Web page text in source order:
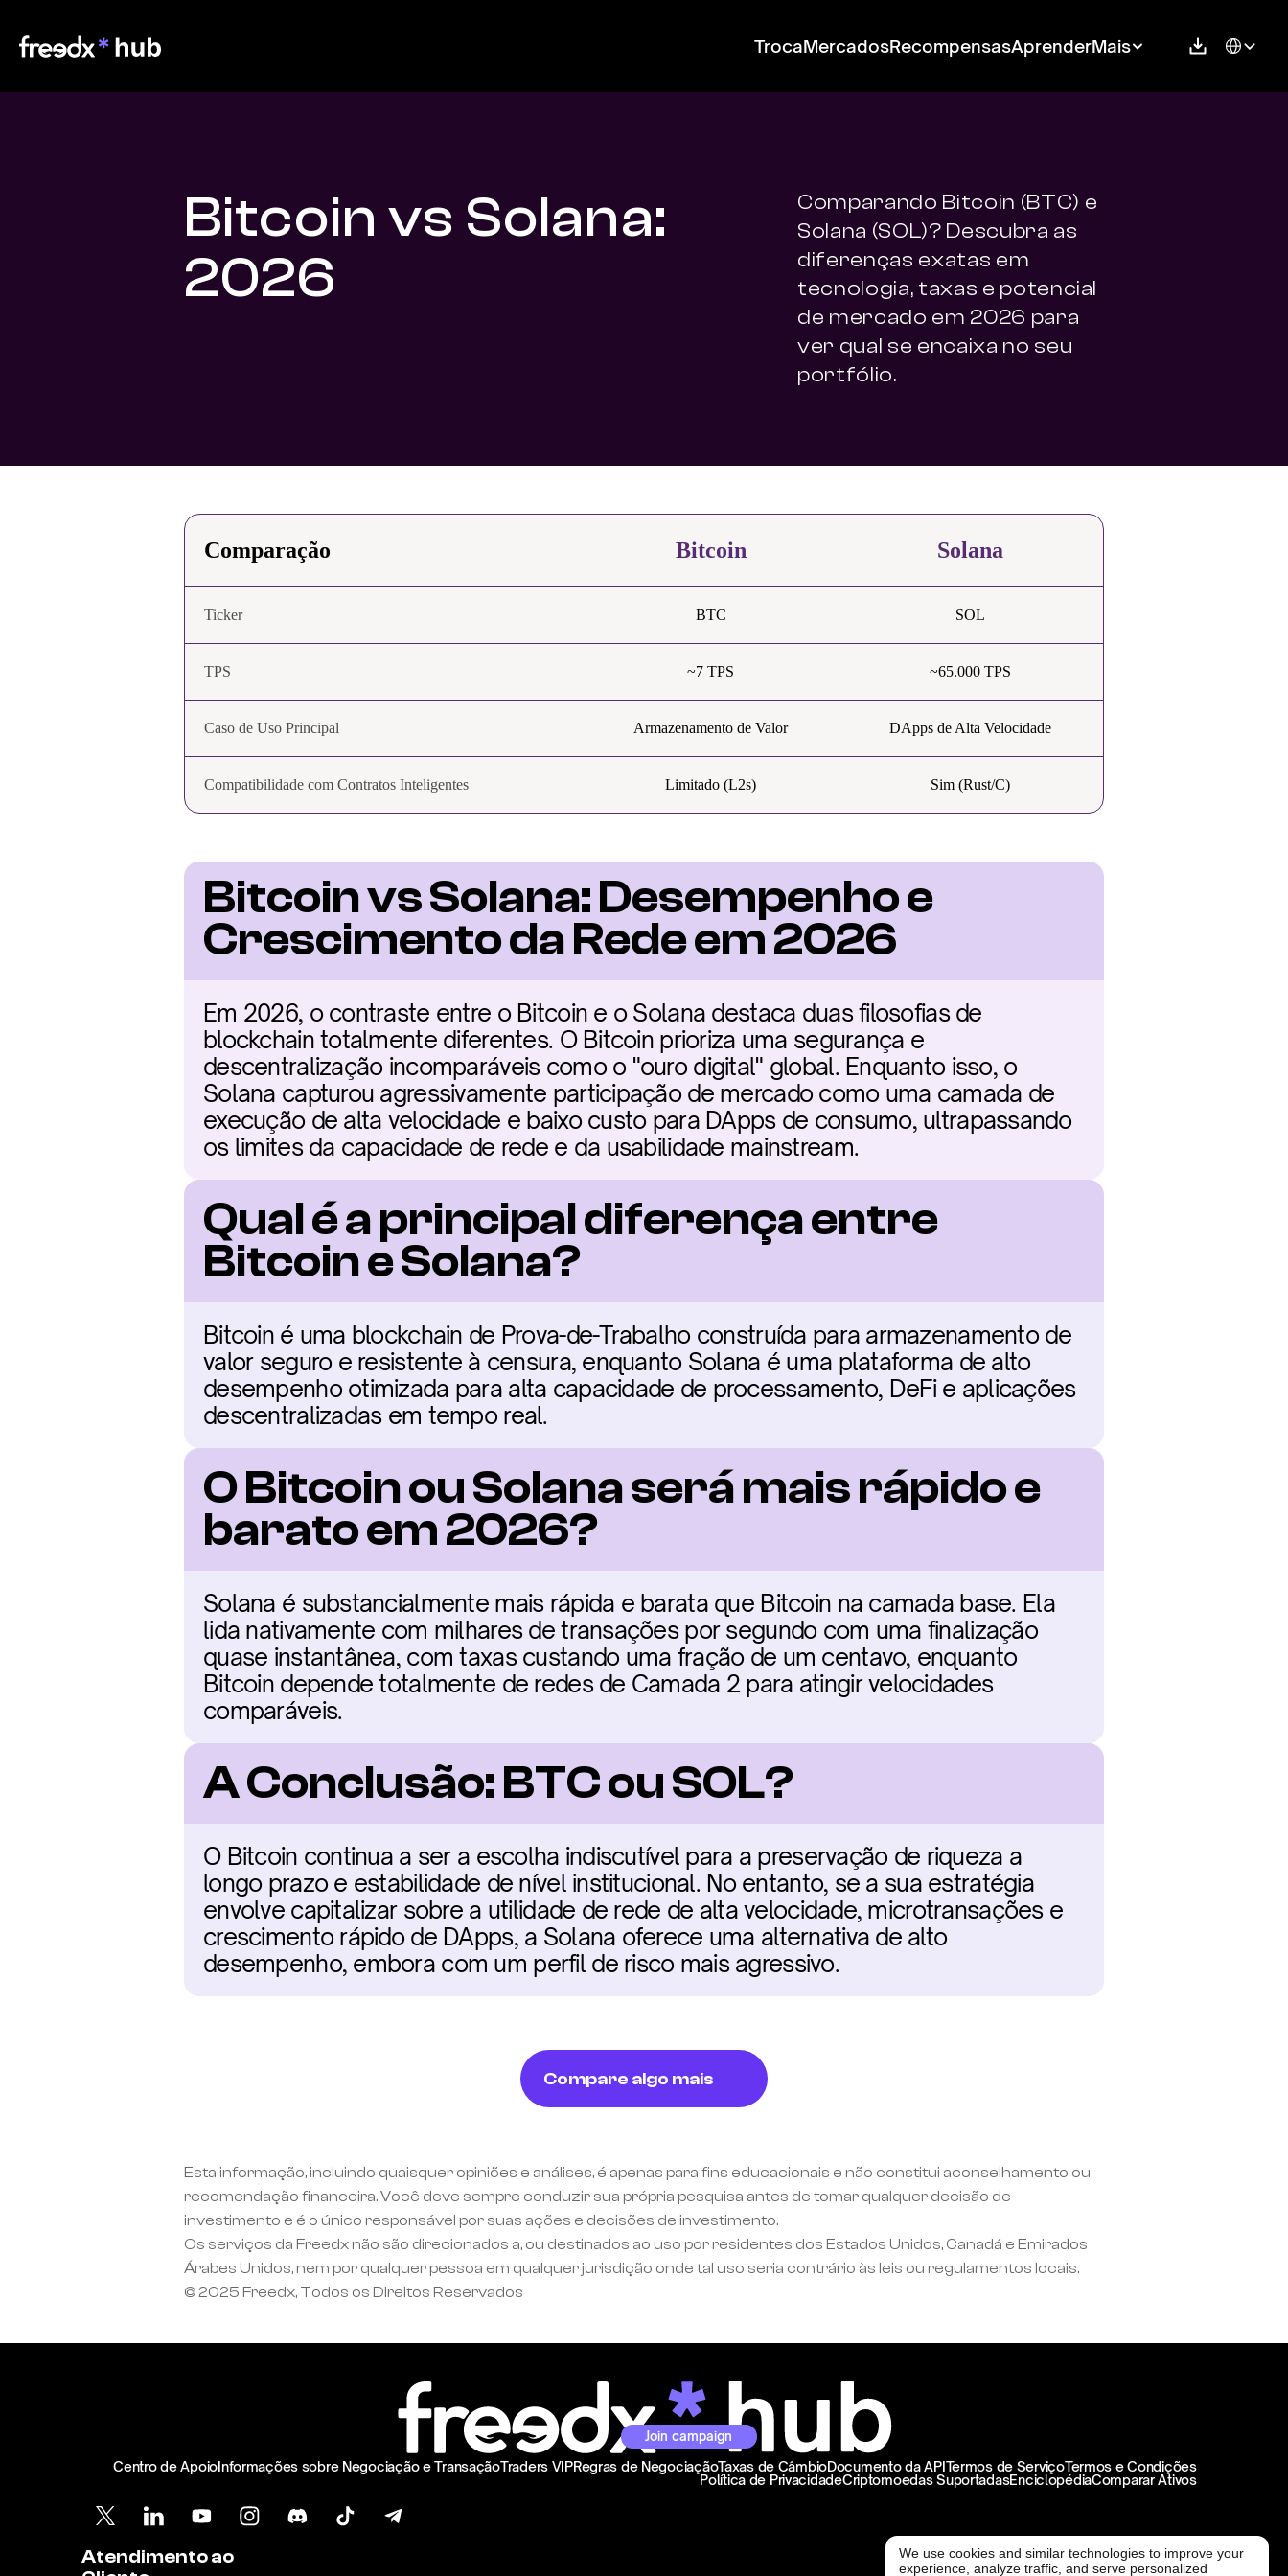
TrocaMercadosRecompensasAprenderMais Select
Bitcoin vs Solana:
2026
Comparando Bitcoin (BTC) e
Solana (SOL)? Descubra as
diferenças exatas em
tecnologia, taxas e potencial
de mercado em 2026 para
ver qual se encaixa no seu
portfólio.
Comparação Bitcoin Solana
Ticker BTC SOL
TPS ~7 TPS ~65.000 TPS
Caso de Uso Principal Armazenamento de Valor DApps de Alta Velocidade
Compatibilidade com Contratos Inteligentes Limitado (L2s) Sim (Rust/C)
Bitcoin vs Solana: Desempenho e
Crescimento da Rede em 2026
Em 2026, o contraste entre o Bitcoin e o Solana destaca duas filosofias de
blockchain totalmente diferentes. O Bitcoin prioriza uma segurança e
descentralização incomparáveis como o "ouro digital" global. Enquanto isso, o
Solana capturou agressivamente participação de mercado como uma camada de
execução de alta velocidade e baixo custo para DApps de consumo, ultrapassando
os limites da capacidade de rede e da usabilidade mainstream.
Qual é a principal diferença entre
Bitcoin e Solana?
Bitcoin é uma blockchain de Prova-de-Trabalho construída para armazenamento de
valor seguro e resistente à censura, enquanto Solana é uma plataforma de alto
desempenho otimizada para alta capacidade de processamento, DeFi e aplicações
descentralizadas em tempo real.
O Bitcoin ou Solana será mais rápido e
barato em 2026?
Solana é substancialmente mais rápida e barata que Bitcoin na camada base. Ela
lida nativamente com milhares de transações por segundo com uma finalização
quase instantânea, com taxas custando uma fração de um centavo, enquanto
Bitcoin depende totalmente de redes de Camada 2 para atingir velocidades
comparáveis.
A Conclusão: BTC ou SOL?
O Bitcoin continua a ser a escolha indiscutível para a preservação de riqueza a
longo prazo e estabilidade de nível institucional. No entanto, se a sua estratégia
envolve capitalizar sobre a utilidade de rede de alta velocidade, microtransações e
crescimento rápido de DApps, a Solana oferece uma alternativa de alto
desempenho, embora com um perfil de risco mais agressivo.
Compare algo mais
Esta informação, incluindo quaisquer opiniões e análises, é apenas para fins educacionais e não constitui aconselhamento ou
recomendação financeira. Você deve sempre conduzir sua própria pesquisa antes de tomar qualquer decisão de
investimento e é o único responsável por suas ações e decisões de investimento.
Os serviços da Freedx não são direcionados a, ou destinados ao uso por residentes dos Estados Unidos, Canadá e Emirados
Árabes Unidos, nem por qualquer pessoa em qualquer jurisdição onde tal uso seria contrário às leis ou regulamentos locais.
© 2025 Freedx, Todos os Direitos Reservados
Join campaign
Centro de ApoioInformações sobre Negociação e TransaçãoTraders VIPRegras de NegociaçãoTaxas de CâmbioDocumento da APITermos de ServiçoTermos e Condições
Política de PrivacidadeCriptomoedas SuportadasEnciclopédiaComparar Ativos
Atendimento ao
We use cookies and similar technologies to improve your
experience, analyze traffic, and serve personalized